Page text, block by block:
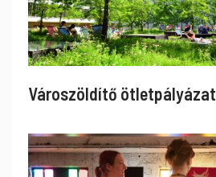
Városzöldítő ötletpályázat